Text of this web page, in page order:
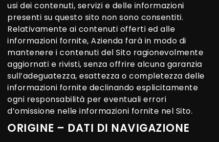
usi dei contenuti, servizi e delle informazioni
presenti su questo sito non sono consentiti.
Relativamente ai contenuti offerti ed alle
informazioni fornite, Azienda farà in modo di
mantenere i contenuti del Sito ragionevolmente
aggiornati e rivisti, senza offrire alcuna garanzia
sull’adeguatezza, esattezza o completezza delle
informazioni fornite declinando esplicitamente
ogni responsabilità per eventuali errori
d’omissione nelle informazioni fornite nel Sito.
ORIGINE – DATI DI NAVIGAZIONE